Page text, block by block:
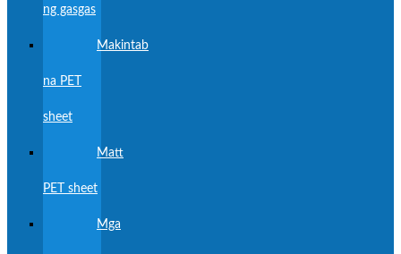
ng gasgas
Makintab
na PET
sheet
Matt
PET sheet
Mga